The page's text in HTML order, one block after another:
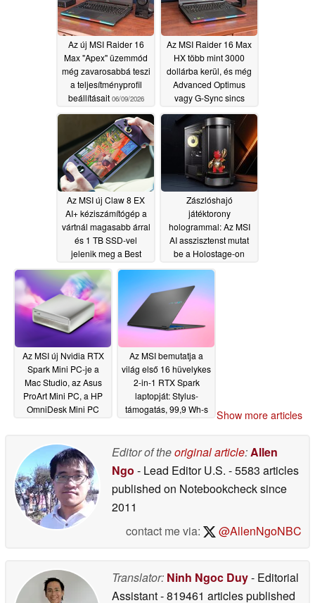
Az új MSI Raider 16
Max "Apex" üzemmód
még zavarosabbá teszi
a teljesítményprofil
beállításait 06/09/2026
Az MSI Raider 16 Max
HX több mint 3000
dollárba kerül, és még
Advanced Optimus
vagy G-Sync sincs
06/09/2026
Az MSI új Claw 8 EX
AI+ kéziszámítógép a
vártnál magasabb árral
és 1 TB SSD-vel
jelenik meg a Best
06/03/2026
Zászlóshajó
játéktorony
hologrammal: Az MSI
AI asszisztenst mutat
be a Holostage-on
06/02/2026
Az MSI új Nvidia RTX
Spark Mini PC-je a
Mac Studio, az Asus
ProArt Mini PC, a HP
OmniDesk Mini PC
Az MSI bemutatja a
világ első 16 hüvelykes
2-in-1 RTX Spark
laptopját: Stylus-
támogatás, 99,9 Wh-s
Show more articles
Editor of theoriginal article: Allen
Ngo - Lead Editor U.S. - 5583 articles
published on Notebookchecksince
2011
contact me via:
@AllenNgoNBC
Translator: Ninh Ngoc Duy- Editorial
Assistant- 819461 articles published